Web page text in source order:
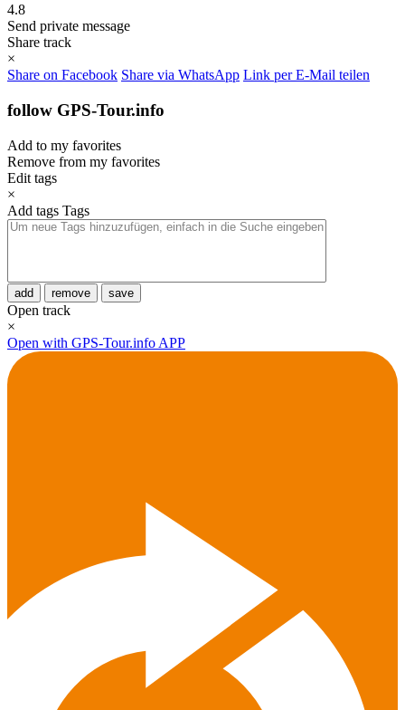
4.8
Send private message
Share track
×
Share on Facebook Share via WhatsApp Link per E-Mail teilen
follow GPS-Tour.info
Add to my favorites
Remove from my favorites
Edit tags
×
Add tags Tags
add remove save
Open track
×
Open with GPS-Tour.info APP